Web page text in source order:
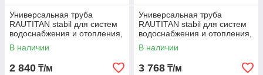
Универсальная труба
RAUTITAN stabil для систем
водоснабжения и отопления,
в бухтах
В наличии
2 840 ₸/м
Универсальная труба
RAUTITAN stabil для систем
водоснабжения и отопления,
отрезки 5 м
В наличии
3 768 ₸/м